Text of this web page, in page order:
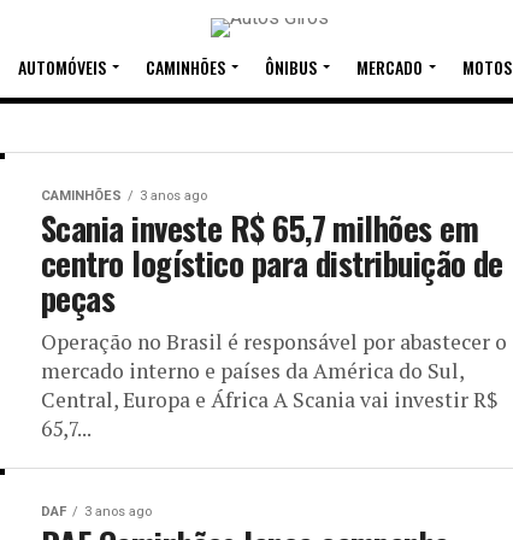
AUTOMÓVEIS CAMINHÕES ÔNIBUS MERCADO MOTOS
ao
é a primeira aquisição de
CAMINHÕES 3 anos ago
Scania investe R$ 65,7 milhões em
centro logístico para distribuição de
peças
Operação no Brasil é responsável por abastecer o
mercado interno e países da América do Sul,
Central, Europa e África A Scania vai investir R$
65,7...
DAF 3 anos ago